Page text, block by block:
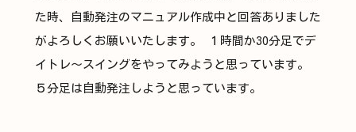
た時、自動発注のマニュアル作成中と回答ありました
がよろしくお願いいたします。 １時間か30分足でデ
イトレ～スイングをやってみようと思っています。
５分足は自動発注しようと思っています。